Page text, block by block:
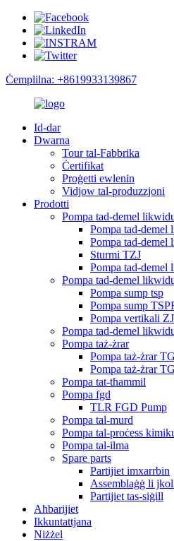
Ċemplilna: +8619933139867
Id-dar
Dwarna
Tour tal-Fabbrika
Ċertifikat
Proġetti ewlenin
Vidjow tal-produzzjoni
Prodotti
Pompa tad-demel
Pompa tad-demel
Pompa tad-demel
Sturmi TZJ
Pompa tad-
Pompa tad-demel
Pompa sump tsp
Pompa sump
Pompa vertikali
Pompa tad-demel
Pompa taż-żrar
Pompa taż-żrar TG
Pompa taż-żrar
Pompa tat-tħammil
Pompa fgd
TLR FGD Pump
Pompa tal-murd
Pompa tal-proċess
Pompa tal-ilma
Spare parts
Partijiet imxarrbin
Assemblaġġ li
Partijiet tas-siġill
Aħbarijiet
Ikkuntattjana
Niżżel